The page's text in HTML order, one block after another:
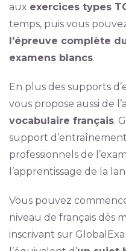
aux exercices types
temps, puis vous
l’épreuve complète
examens blancs.
En plus des supports
vous propose aussi de
vocabulaire français.
support
professionnels de
l’apprentissage de la
Vous pouvez
niveau de français dès
inscrivant sur